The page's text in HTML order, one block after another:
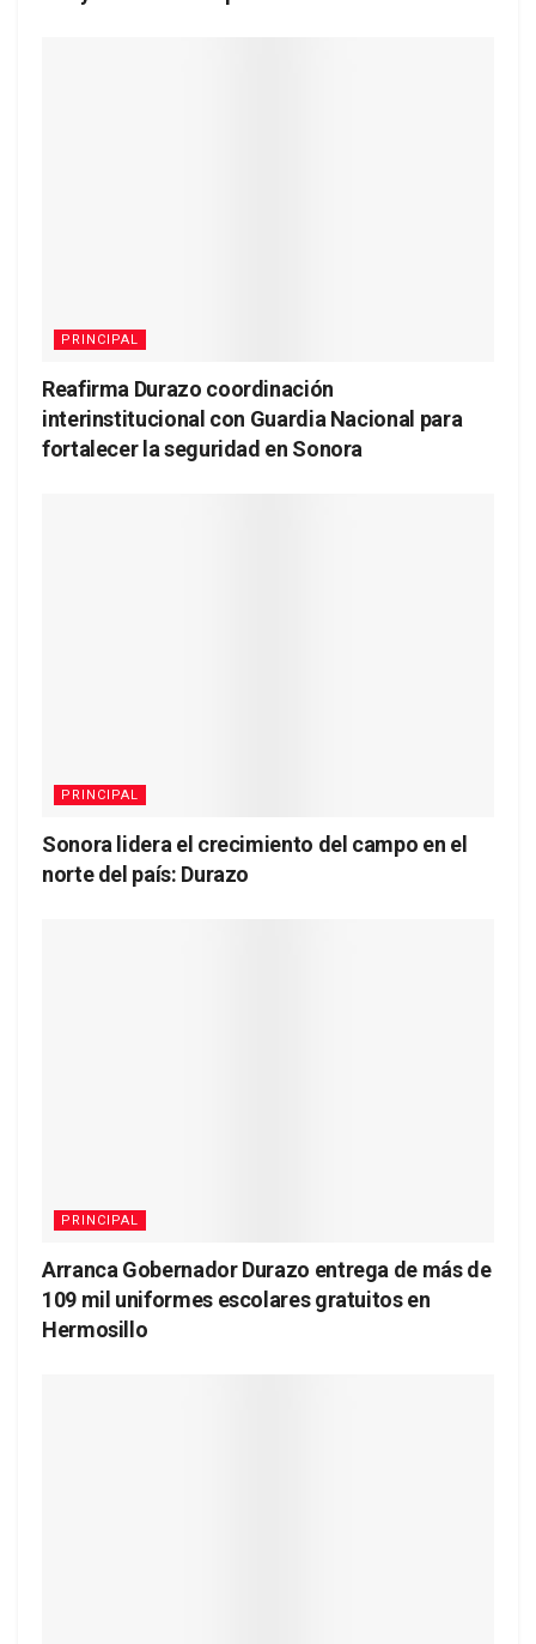
PRINCIPAL
Reafirma Durazo coordinación
interinstitucional con Guardia Nacional para
fortalecer la seguridad en Sonora
PRINCIPAL
Sonora lidera el crecimiento del campo en el
norte del país: Durazo
PRINCIPAL
Arranca Gobernador Durazo entrega de más de
109 mil uniformes escolares gratuitos en
Hermosillo